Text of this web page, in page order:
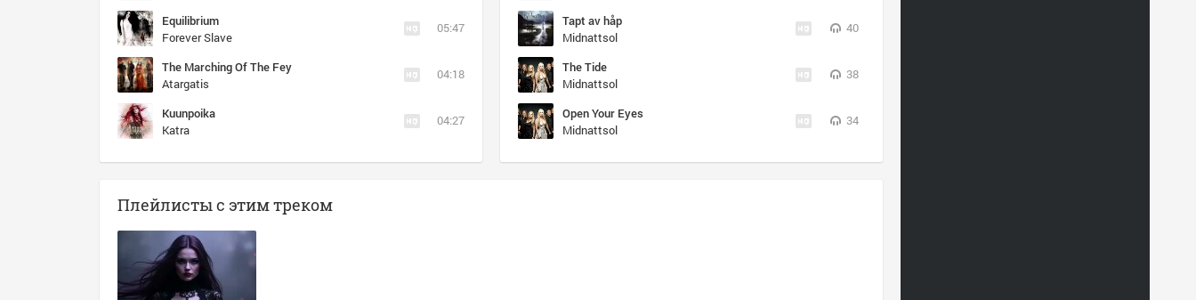
Equilibrium
Forever Slave
05:47
The Marching Of The Fey
Atargatis
04:18
Kuunpoika
Katra
04:27
Tapt av håp
Midnattsol
40
The Tide
Midnattsol
38
Open Your Eyes
Midnattsol
34
Плейлисты с этим треком